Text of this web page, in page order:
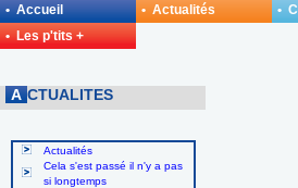
A CTUALITES
Actualités
Cela s'est passé il n'y a pas
si longtemps
• Accueil • Actualités •
• Les p'tits +